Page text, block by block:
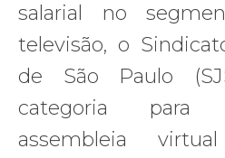
salarial no
televisão, o
de São Paulo
categoria para
assembleia